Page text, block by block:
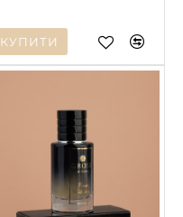
КУПИТИ